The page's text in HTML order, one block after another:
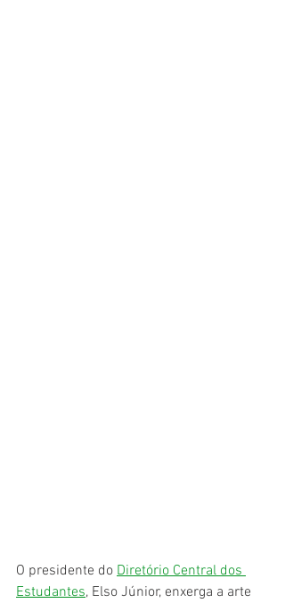
O presidente do Diretório Central dos
Estudantes, Elso Júnior, enxerga a arte